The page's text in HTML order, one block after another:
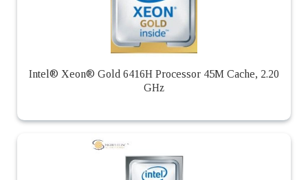
Intel® Xeon® Gold 6416H Processor 45M Cache, 2.20
GHz